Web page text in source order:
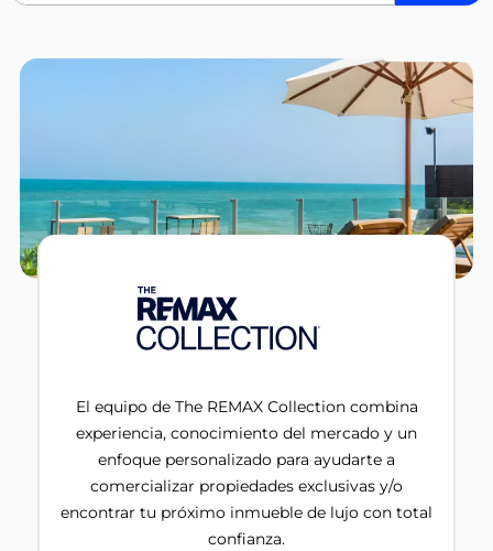
El equipo de The REMAX Collection combina
experiencia, conocimiento del mercado y un
enfoque personalizado para ayudarte a
comercializar propiedades exclusivas y/o
encontrar tu próximo inmueble de lujo con total
confianza.